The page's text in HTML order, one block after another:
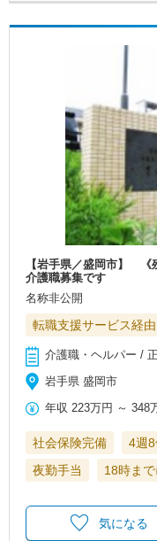
【岩手県／盛岡市】
介護職募集です
名称非公開
転職支援サービス経由
介護職・ヘルパー /
岩手県 盛岡市
年収 223万円 ～348
社会保険完備 4週8
夜勤手当
18時ま
気になる